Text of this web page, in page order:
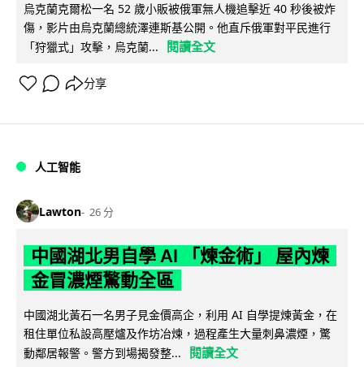
烏克蘭克爾松一名 52 歲小販被俄軍無人機追擊近 40 秒後被炸
傷，影片由烏克蘭總統澤連斯基公開。他直斥俄軍對平民進行
「狩獵式」攻擊，烏克蘭...
閱讀全文
分享
人工智能
Lawton 26 分
中國湖北男自學 AI 「煉金術」 屋內煉
金冒濃煙驚動全區
中國湖北黃石一名男子見金價高企，利用 AI 自學提煉黃金，在
租住單位私設高壓爐及作坊冶煉，過程產生大量刺鼻濃煙，驚
動鄰居報警。警方到場揭發整...
閱讀全文